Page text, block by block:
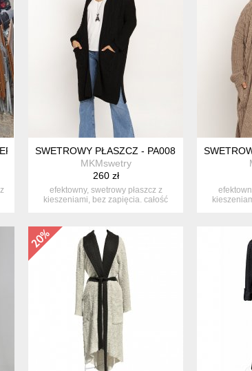
SWETROWY PŁASZCZ - PA008 CZARNY MKM
MKMswetry
260 zł
efektowny, swetrowy płaszcz z
kieszeniami, bez zapięcia. całość